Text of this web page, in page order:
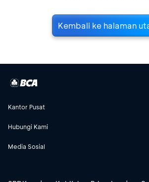
Kembali ke halaman
Kantor Pusat
Hubungi Kami
Media Sosial